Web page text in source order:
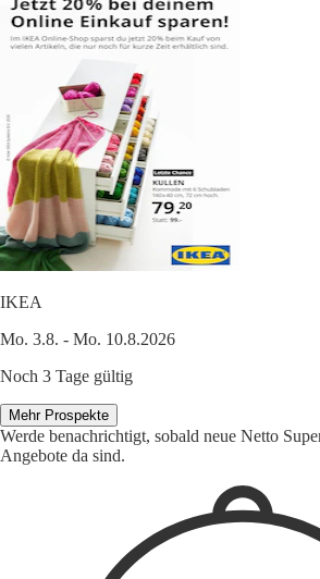
IKEA
Mo. 3.8. - Mo. 10.8.2026
Noch 3 Tage gültig
Mehr Prospekte
Werde benachrichtigt, sobald neue Netto
Angebote da sind.